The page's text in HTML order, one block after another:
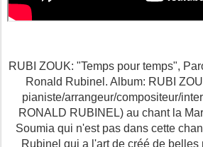
RUBI ZOUK: "Temps pour temps",
Ronald Rubinel. Album: RUBI
pianiste/arrangeur/compositeur/
RONALD RUBINEL) au chant la
Soumia qui n'est pas dans cette
Rubinel qui a l'art de créé de belles